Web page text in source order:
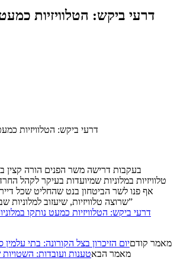
דרעי ביקש: הטלוויזיות
דרעי ביקש: הטלוויזיות
בעקבות דרישה משר הפנים הורה קצין
טלוויזיות במלוניות שמיועדות בעיקר לקהל
אף פנו לשר הביטחון בנט שהחליט שכל
שרוצה טלוויזיות, שיעזוב למלוניות שבהן חולים שאינם חרדים”
דרעי ביקש: הטלוויזיות כמעט נותקו
מאמר קודםיום הזיכרון בצל הקורונה: בתי
מאמר הבאטענות ועובדות: